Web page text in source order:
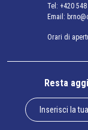
Tel: +420
Email:
Orari di
Resta